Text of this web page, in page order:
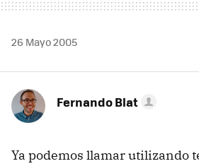
26 Mayo 2005
Fernando Blat
Ya podemos llamar utilizando